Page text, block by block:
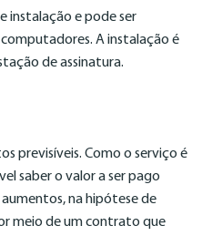
instalação e pode ser
A instalação é
de assinatura.
previsíveis. Como o serviço é
saber o valor a ser pago
na hipótese de
meio de um contrato que